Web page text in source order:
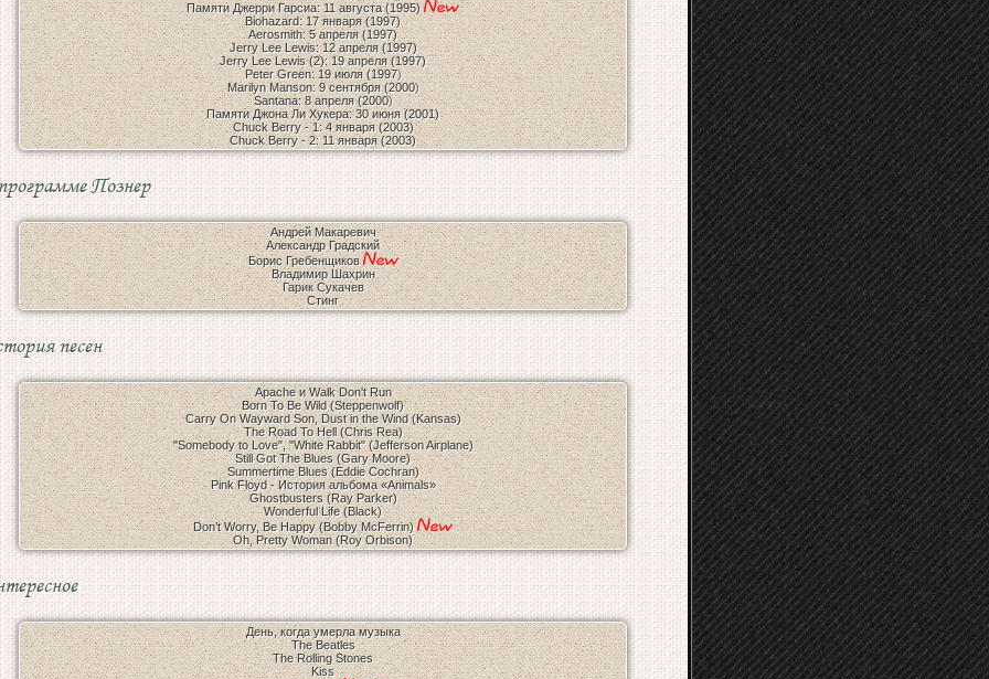
Памяти Джерри Гарсиа: 11 августа (1995)
Biohazard: 17 января (1997)
Aerosmith: 5 апреля (1997)
Jerry Lee Lewis: 12 апреля (1997)
Jerry Lee Lewis (2): 19 апреля (1997)
Peter Green: 19 июля (1997)
Marilyn Manson: 9 сентября (2000)
Santana: 8 апреля (2000)
Памяти Джона Ли Хукера: 30 июня (2001)
Chuck Berry - 1: 4 января (2003)
Chuck Berry - 2: 11 января (2003)
Познер
Андрей Макаревич
Александр Градский
Борис Гребенщиков
Владимир Шахрин
Гарик Сукачев
Стинг
песен
Apache и Walk Don't Run
Born To Be Wild (Steppenwolf)
Carry On Wayward Son, Dust in the Wind (Kansas)
The Road To Hell (Chris Rea)
"Somebody to Love", "White Rabbit" (Jefferson Airplane)
Still Got The Blues (Gary Moore)
Summertime Blues (Eddie Cochran)
Pink Floyd - История альбома «Animals»
Ghostbusters (Ray Parker)
Wonderful Life (Black)
Don’t Worry, Be Happy (Bobby McFerrin)
Oh, Pretty Woman (Roy Orbison)
День, когда умерла музыка
The Beatles
The Rolling Stones
Kiss